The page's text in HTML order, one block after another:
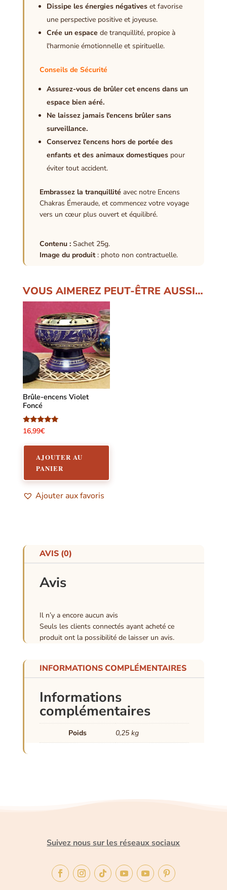
Dissipe les énergies négativeset favorise
une perspective positive et joyeuse.
Crée un espace de tranquillité, propice à
l'harmonie émotionnelle et spirituelle.
Conseils de Sécurité
Assurez-vous de brûler cet encens dans un
espace bien aéré.
Ne laissez jamais l'encens brûler sans
surveillance.
Conservez l'encens hors de portée des
enfants et des animaux domestiquespour
éviter tout accident.
Embrassez la tranquillité avec notre Encens
Chakras Émeraude, et commencez votre voyage
vers un cœur plus ouvert et équilibré.
Contenu :Sachet 25g.
Image du produit: photo non contractuelle.
VOUS AIMEREZ PEUT-ÊTRE AUSSI…
Brûle-encens Violet
Foncé
Note
5.00
16,99€
AJOUTER AU
PANIER
Ajouter aux favoris
AVIS (0)
Avis
Il n’y a encore aucun avis
Seuls les clients connectés ayant acheté ce
produit ont la possibilité de laisser un avis.
INFORMATIONS COMPLÉMENTAIRES
Informations
complémentaires
Poids 0,25 kg
Suivez nous sur les réseaux sociaux